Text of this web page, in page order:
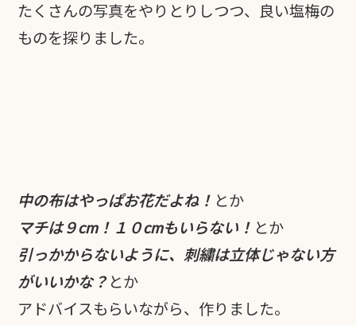
たくさんの写真をやりとりしつつ、良い塩梅の
ものを探りました。
中の布はやっぱお花だよね！ とか
マチは９cm！１０cmもいらない！ とか
引っかからないように、刺繍は立体じゃない方
がいいかな？ とか
アドバイスもらいながら、作りました。